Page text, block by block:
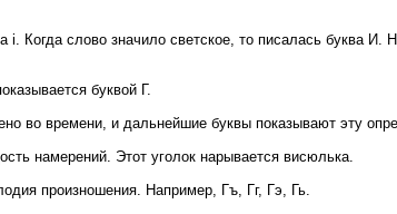
Когда слово значило светское, то писалась буква
буквой Г.
во времени, и дальнейшие буквы показывают эту
намерений. Этот уголок нарывается висюлька.
произношения. Например, Гъ, Гг, Гэ, Гь.